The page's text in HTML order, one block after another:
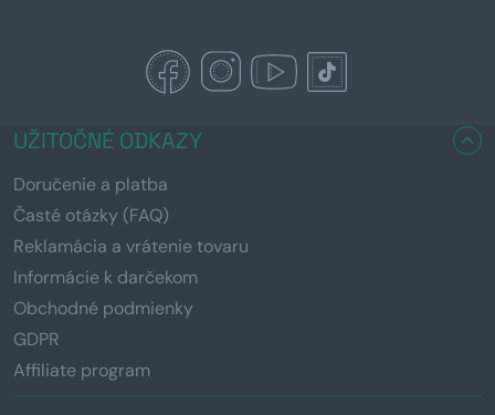
UŽITOČNÉ ODKAZY
Doručenie a platba
Časté otázky (FAQ)
Reklamácia a vrátenie tovaru
Informácie k darčekom
Obchodné podmienky
GDPR
Affiliate program